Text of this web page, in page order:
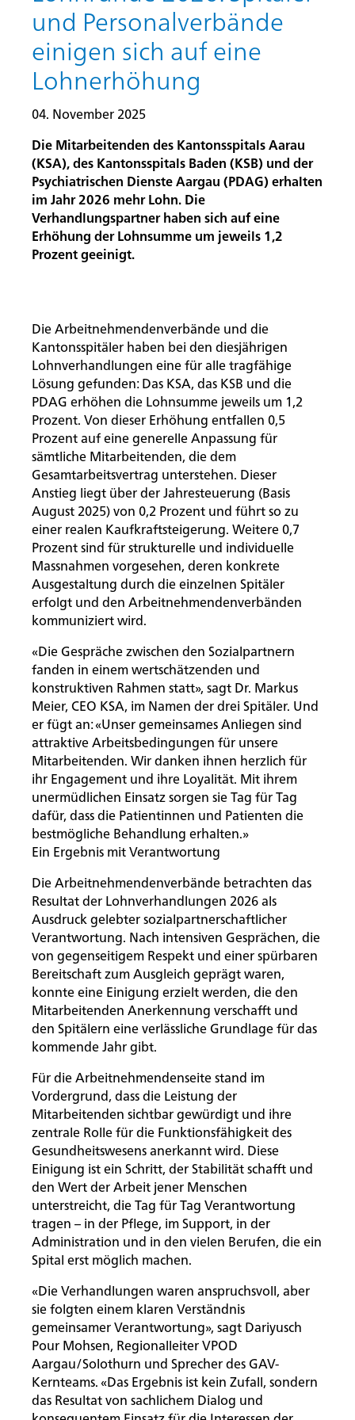
Rootline Navigation
Startseite
und Personalverbände
einigen sich auf eine
Lohnerhöhung
04. November 2025
Die Mitarbeitenden des Kantonsspitals Aarau
(KSA), des Kantonsspitals Baden (KSB) und der
Psychiatrischen Dienste Aargau (PDAG) erhalten
im Jahr 2026 mehr Lohn. Die
Verhandlungspartner haben sich auf eine
Erhöhung der Lohnsumme um jeweils 1,2
Prozent geeinigt.
Die Arbeitnehmendenverbände und die
Kantonsspitäler haben bei den diesjährigen
Lohnverhandlungen eine für alle tragfähige
Lösung gefunden: Das KSA, das KSB und die
PDAG erhöhen die Lohnsumme jeweils um 1,2
Prozent. Von dieser Erhöhung entfallen 0,5
Prozent auf eine generelle Anpassung für
sämtliche Mitarbeitenden, die dem
Gesamtarbeitsvertrag unterstehen. Dieser
Anstieg liegt über der Jahresteuerung (Basis
August 2025) von 0,2 Prozent und führt so zu
einer realen Kaufkraftsteigerung. Weitere 0,7
Prozent sind für strukturelle und individuelle
Massnahmen vorgesehen, deren konkrete
Ausgestaltung durch die einzelnen Spitäler
erfolgt und den Arbeitnehmendenverbänden
kommuniziert wird.
«Die Gespräche zwischen den Sozialpartnern
fanden in einem wertschätzenden und
konstruktiven Rahmen statt», sagt Dr. Markus
Meier, CEO KSA, im Namen der drei Spitäler. Und
er fügt an: «Unser gemeinsames Anliegen sind
attraktive Arbeitsbedingungen für unsere
Mitarbeitenden. Wir danken ihnen herzlich für
ihr Engagement und ihre Loyalität. Mit ihrem
unermüdlichen Einsatz sorgen sie Tag für Tag
dafür, dass die Patientinnen und Patienten die
bestmögliche Behandlung erhalten.»
Ein Ergebnis mit Verantwortung
Die Arbeitnehmendenverbände betrachten das
Resultat der Lohnverhandlungen 2026 als
Ausdruck gelebter sozialpartnerschaftlicher
Verantwortung. Nach intensiven Gesprächen, die
von gegenseitigem Respekt und einer spürbaren
Bereitschaft zum Ausgleich geprägt waren,
konnte eine Einigung erzielt werden, die den
Mitarbeitenden Anerkennung verschafft und
den Spitälern eine verlässliche Grundlage für das
kommende Jahr gibt.
Für die Arbeitnehmendenseite stand im
Vordergrund, dass die Leistung der
Mitarbeitenden sichtbar gewürdigt und ihre
zentrale Rolle für die Funktionsfähigkeit des
Gesundheitswesens anerkannt wird. Diese
Einigung ist ein Schritt, der Stabilität schafft und
den Wert der Arbeit jener Menschen
unterstreicht, die Tag für Tag Verantwortung
tragen – in der Pflege, im Support, in der
Administration und in den vielen Berufen, die ein
Spital erst möglich machen.
«Die Verhandlungen waren anspruchsvoll, aber
sie folgten einem klaren Verständnis
gemeinsamer Verantwortung», sagt Dariyusch
Pour Mohsen, Regionalleiter VPOD
Aargau/Solothurn und Sprecher des GAV-
Kernteams. «Das Ergebnis ist kein Zufall, sondern
das Resultat von sachlichem Dialog und